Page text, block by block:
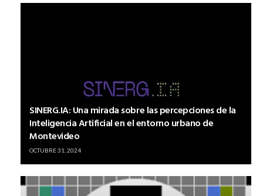
SINERG.IA: Una mirada sobre las percepciones de la
Inteligencia Artificial en el entorno urbano de
Montevideo
OCTUBRE 31, 2024